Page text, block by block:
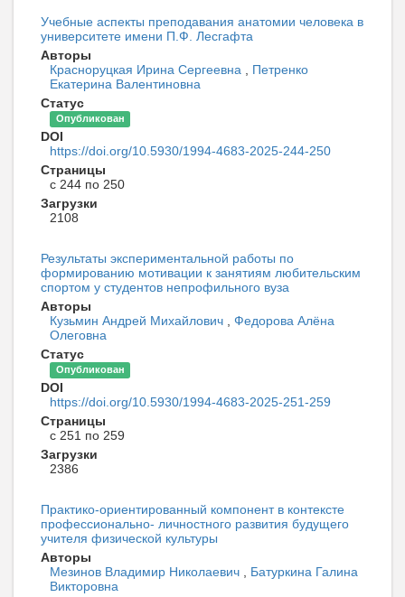
Учебные аспекты преподавания анатомии человека в
университете имени П.Ф. Лесгафта
Авторы
Красноруцкая Ирина Сергеевна , Петренко
Екатерина Валентиновна
Статус
Опубликован
DOI
https://doi.org/10.5930/1994-4683-2025-244-250
Страницы
с 244 по 250
Загрузки
2108
Результаты экспериментальной работы по
формированию мотивации к занятиям любительским
спортом у студентов непрофильного вуза
Авторы
Кузьмин Андрей Михайлович , Федорова Алёна
Олеговна
Статус
Опубликован
DOI
https://doi.org/10.5930/1994-4683-2025-251-259
Страницы
с 251 по 259
Загрузки
2386
Практико-ориентированный компонент в контексте
профессионально- личностного развития будущего
учителя физической культуры
Авторы
Мезинов Владимир Николаевич , Батуркина Галина
Викторовна